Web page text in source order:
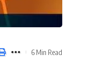
6 Min Read